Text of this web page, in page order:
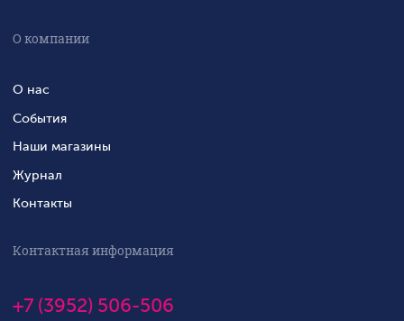
О компании
О нас
События
Наши магазины
Журнал
Контакты
Контактная информация
+7 (3952) 506-506